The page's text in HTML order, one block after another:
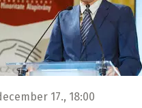
17., 18:00